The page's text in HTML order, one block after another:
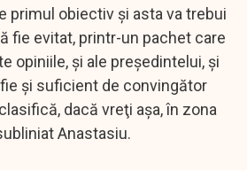
primul obiectiv şi asta va trebui
fie evitat, printr-un pachet care
opiniile, şi ale preşedintelui, şi
şi suficient de convingător
dacă vreţi aşa, în zona
Anastasiu.